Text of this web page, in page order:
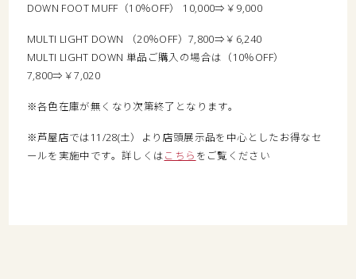
DOWN FOOT MUFF（10％OFF） 10,000⇒￥9,000
MULTI LIGHT DOWN （20％OFF）7,800⇒￥6,240
MULTI LIGHT DOWN 単品ご購入の場合は（10％OFF）
7,800⇒￥7,020
※各色在庫が無くなり次第終了となります。
※芦屋店では11/28(土）より店頭展示品を中心としたお得なセ
ールを実施中です。詳しくはこちら をご覧ください